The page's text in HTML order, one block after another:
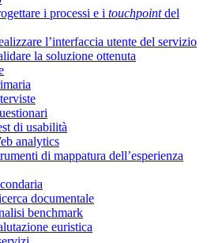
i processi e i touchpointdel
l’interfaccia utente del servizio
la soluzione ottenuta
di usabilità
analytics
di mappatura dell’esperienza
documentale
benchmark
euristica